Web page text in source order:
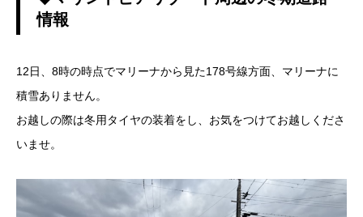
情報
12日、8時の時点でマリーナから見た178号線方面、マリーナに
積雪ありません。
お越しの際は冬用タイヤの装着をし、お気をつけてお越しくださ
いませ。